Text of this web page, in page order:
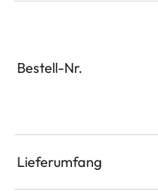
Bestell-Nr.
Lieferumfang